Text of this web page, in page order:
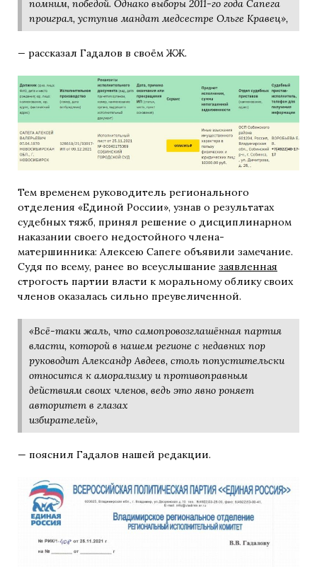
помним, победой. Однако выборы 2011-го года Сапега
проиграл, уступив мандат медсестре Ольге Кравец»,
— рассказал Гадалов в своём ЖЖ.
Тем временем руководитель регионального
отделения «Единой России», узнав о результатах
судебных тяжб, принял решение о дисциплинарном
наказании своего недостойного члена-
матершинника: Алексею Сапеге объявили замечание.
Судя по всему, ранее во всеуслышание заявленная
строгость партии власти к моральному облику своих
членов оказалась сильно преувеличенной.
«Всё-таки жаль, что самопровозглашённая партия
власти, которой в нашем регионе с недавних пор
руководит Александр Авдеев, столь попустительски
относится к аморализму и противоправным
действиям своих членов, ведь это явно роняет
авторитет в глазах
избирателей»,
— пояснил Гадалов нашей редакции.